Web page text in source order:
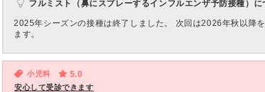
フルミスト（鼻にスプレーするインフルエンザ予防接種）に
2025年シーズンの接種は終了しました。 次回は2026年秋以降
ます。
小児科 5.0
安心して受診できます